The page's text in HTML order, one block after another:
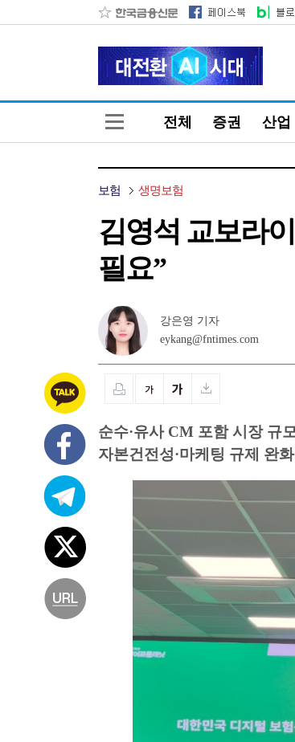
전체 증권 산업
보험 생명보험
김영석 교보라
필요”
강은영 기자
eykang@fntimes.com
순수·유사 CM 포함 시장 규
자본건전성·마케팅 규제 완